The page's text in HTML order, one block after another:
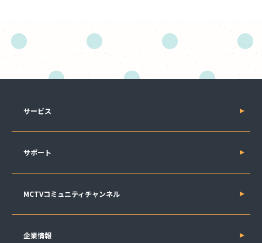
サービス
サポート
MCTVコミュニティチャンネル
企業情報